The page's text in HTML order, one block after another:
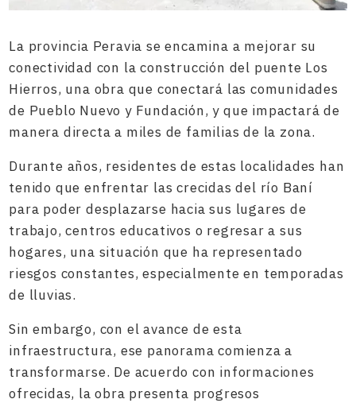
La provincia Peravia se encamina a mejorar su
conectividad con la construcción del puente Los
Hierros, una obra que conectará las comunidades
de Pueblo Nuevo y Fundación, y que impactará de
manera directa a miles de familias de la zona.
Durante años, residentes de estas localidades han
tenido que enfrentar las crecidas del río Baní
para poder desplazarse hacia sus lugares de
trabajo, centros educativos o regresar a sus
hogares, una situación que ha representado
riesgos constantes, especialmente en temporadas
de lluvias.
Sin embargo, con el avance de esta
infraestructura, ese panorama comienza a
transformarse. De acuerdo con informaciones
ofrecidas, la obra presenta progresos